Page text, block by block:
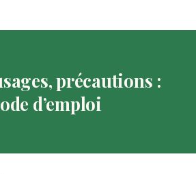
précautions :
d’emploi